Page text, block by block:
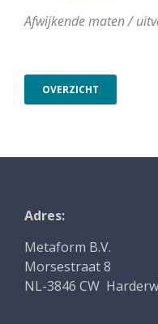
Afwijkende maten /
OVERZICHT
Adres:
Metaform B.V.
Morsestraat 8
NL-3846 CW